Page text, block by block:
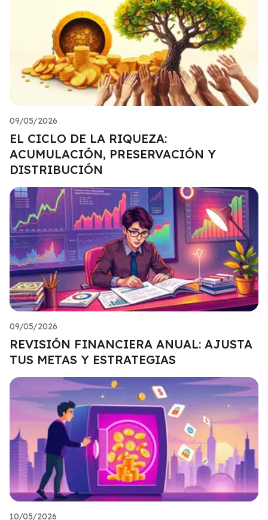
09/05/2026
EL CICLO DE LA RIQUEZA:
ACUMULACIÓN, PRESERVACIÓN Y
DISTRIBUCIÓN
09/05/2026
REVISIÓN FINANCIERA ANUAL: AJUSTA
TUS METAS Y ESTRATEGIAS
10/05/2026